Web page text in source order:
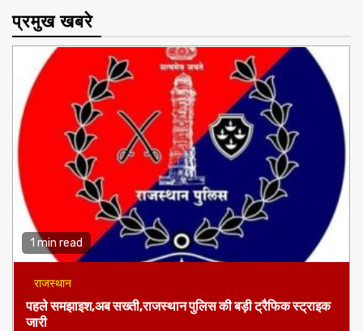
प्रमुख खबरे
1 min read
राजस्थान
पहले समझाइश,अब सख्ती,राजस्थान पुलिस की बड़ी ट्रैफिक स्ट्राइक
जारी